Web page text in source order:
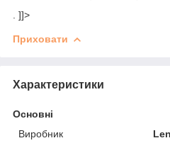
. ]]>
Приховати
Характеристики
Основні
Виробник